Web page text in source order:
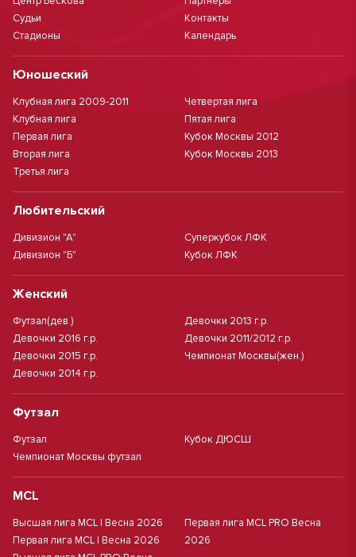
Судьи
Стадионы
Контакты
Календарь
Юношеский
Клубная лига 2009-2011
Клубная лига
Первая лига
Вторая лига
Третья лига
Четвертая лига
Пятая лига
Кубок Москвы 2012
Кубок Москвы 2013
Любительский
Дивизион "А"
Дивизион "Б"
Суперкубок ЛФК
Кубок ЛФК
Женский
Футзал(дев.)
Девочки 2016 г.р.
Девочки 2015 г.р.
Девочки 2014 г.р.
Девочки 2013 г.р.
Девочки 2011/2012 г.р.
Чемпионат Москвы(жен.)
Футзал
Футзал
Чемпионат Москвы футзал
Кубок ДЮСШ
MCL
Высшая лига MCL | Весна 2026
Первая лига MCL | Весна 2026
Первая лига MCL PRO Весна
2026